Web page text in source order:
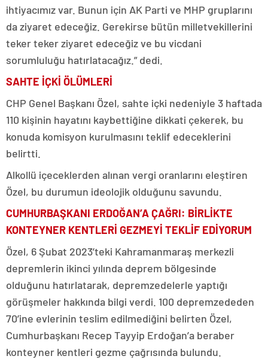
ihtiyacımız var. Bunun için AK Parti ve MHP gruplarını
da ziyaret edeceğiz. Gerekirse bütün milletvekillerini
teker teker ziyaret edeceğiz ve bu vicdani
sorumluluğu hatırlatacağız.” dedi.
SAHTE İÇKİ ÖLÜMLERİ
CHP Genel Başkanı Özel, sahte içki nedeniyle 3 haftada
110 kişinin hayatını kaybettiğine dikkati çekerek, bu
konuda komisyon kurulmasını teklif edeceklerini
belirtti.
Alkollü içeceklerden alınan vergi oranlarını eleştiren
Özel, bu durumun ideolojik olduğunu savundu.
CUMHURBAŞKANI ERDOĞAN’A ÇAĞRI: BİRLİKTE
KONTEYNER KENTLERİ GEZMEYİ TEKLİF EDİYORUM
Özel, 6 Şubat 2023’teki Kahramanmaraş merkezli
depremlerin ikinci yılında deprem bölgesinde
olduğunu hatırlatarak, depremzedelerle yaptığı
görüşmeler hakkında bilgi verdi. 100 depremzededen
70’ine evlerinin teslim edilmediğini belirten Özel,
Cumhurbaşkanı Recep Tayyip Erdoğan’a beraber
konteyner kentleri gezme çağrısında bulundu.